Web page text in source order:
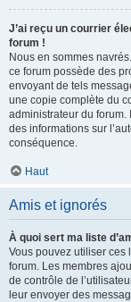
J’ai reçu un courrier
forum !
Nous en sommes
ce forum possède des
envoyant de tels
une copie complète du
administrateur du forum.
des informations sur
conséquence.
Haut
Amis et ignorés
À quoi sert ma liste
Vous pouvez utiliser ces
forum. Les membres
de contrôle de
leur envoyer des